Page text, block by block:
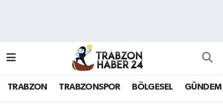
TRABZON TRABZONSPOR BÖLGESEL GÜNDEM
Hava Durumu
Namaz Vakitleri